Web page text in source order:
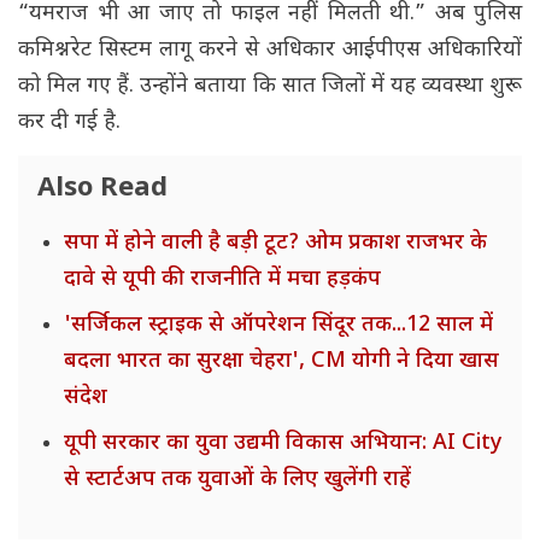
“यमराज भी आ जाए तो फाइल नहीं मिलती थी.” अब पुलिस
कमिश्नरेट सिस्टम लागू करने से अधिकार आईपीएस अधिकारियों
को मिल गए हैं. उन्होंने बताया कि सात जिलों में यह व्यवस्था शुरू
कर दी गई है.
Also Read
सपा में होने वाली है बड़ी टूट? ओम प्रकाश राजभर के
दावे से यूपी की राजनीति में मचा हड़कंप
'सर्जिकल स्ट्राइक से ऑपरेशन सिंदूर तक...12 साल में
बदला भारत का सुरक्षा चेहरा', CM योगी ने दिया खास
संदेश
यूपी सरकार का युवा उद्यमी विकास अभियान: AI City
से स्टार्टअप तक युवाओं के लिए खुलेंगी राहें